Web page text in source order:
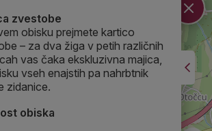
zvestobe
obisku prejmete kartico
– za dva žiga v petih različnih
vas čaka ekskluzivna majica,
vseh enajstih pa nahrbtnik
zidanice.
obiska
Odprte zidanice